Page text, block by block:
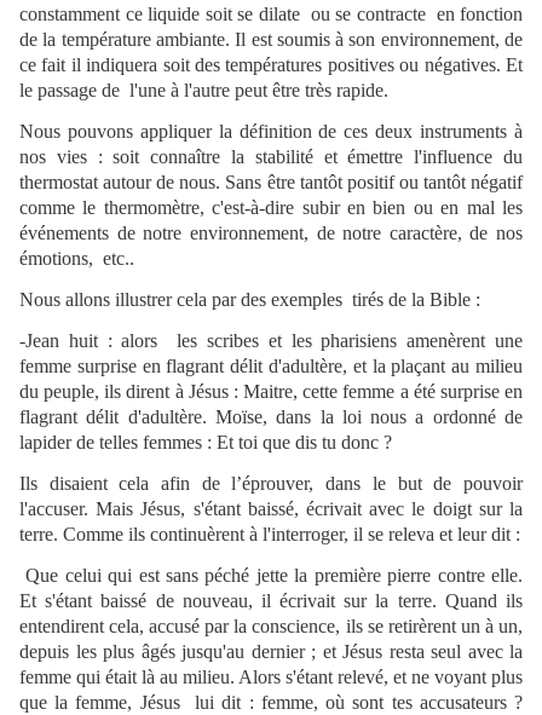
constamment ce liquide soit se dilate ou se contracte en fonction
de la température ambiante. Il est soumis à son environnement, de
ce fait il indiquera soit des températures positives ou négatives. Et
le passage de l'une à l'autre peut être très rapide.
Nous pouvons appliquer la définition de ces deux instruments à
nos vies : soit connaître la stabilité et émettre l'influence du
thermostat autour de nous. Sans être tantôt positif ou tantôt négatif
comme le thermomètre, c'est-à-dire subir en bien ou en mal les
événements de notre environnement, de notre caractère, de nos
émotions, etc..
Nous allons illustrer cela par des exemples tirés de la Bible :
-Jean huit : alors les scribes et les pharisiens amenèrent une
femme surprise en flagrant délit d'adultère, et la plaçant au milieu
du peuple, ils dirent à Jésus : Maitre, cette femme a été surprise en
flagrant délit d'adultère. Moïse, dans la loi nous a ordonné de
lapider de telles femmes : Et toi que dis tu donc ?
Ils disaient cela afin de l’éprouver, dans le but de pouvoir
l'accuser. Mais Jésus, s'étant baissé, écrivait avec le doigt sur la
terre. Comme ils continuèrent à l'interroger, il se releva et leur dit :
Que celui qui est sans péché jette la première pierre contre elle.
Et s'étant baissé de nouveau, il écrivait sur la terre. Quand ils
entendirent cela, accusé par la conscience, ils se retirèrent un à un,
depuis les plus âgés jusqu'au dernier ; et Jésus resta seul avec la
femme qui était là au milieu. Alors s'étant relevé, et ne voyant plus
que la femme, Jésus lui dit : femme, où sont tes accusateurs ?